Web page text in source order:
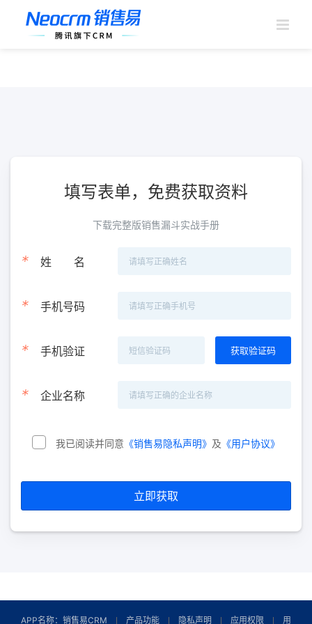
填写表单，免费获取资料
下载完整版销售漏斗实战手册
* 姓 名
* 手机号码
* 手机验证
* 企业名称
我已阅读并同意 《销售易隐私声明》 及 《用户协议》
立即获取
APP名称：销售易CRM 产品功能 隐私声明 应用权限 用